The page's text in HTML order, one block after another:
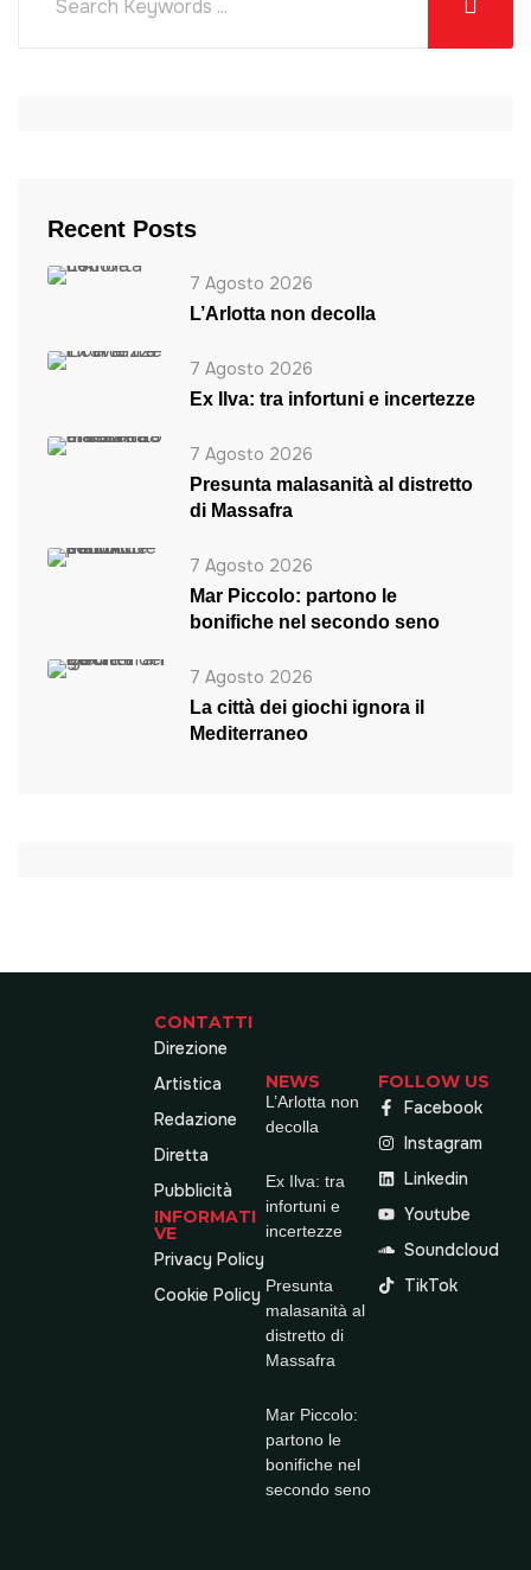
Recent Posts
7 Agosto 2026
L’Arlotta non decolla
7 Agosto 2026
Ex Ilva: tra infortuni e incertezze
7 Agosto 2026
Presunta malasanità al distretto
di Massafra
7 Agosto 2026
Mar Piccolo: partono le
bonifiche nel secondo seno
7 Agosto 2026
La città dei giochi ignora il
Mediterraneo
CONTATTI
Direzione
Artistica
Redazione
Diretta
Pubblicità
INFORMATI
VE
Privacy Policy
Cookie Policy
NEWS
L’Arlotta non
decolla
Ex Ilva: tra
infortuni e
incertezze
Presunta
malasanità al
distretto di
Massafra
Mar Piccolo:
partono le
bonifiche nel
secondo seno
FOLLOW US
Facebook
Instagram
Linkedin
Youtube
Soundcloud
TikTok